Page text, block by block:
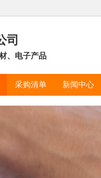
司
、电子产品
采购清单 新闻中心